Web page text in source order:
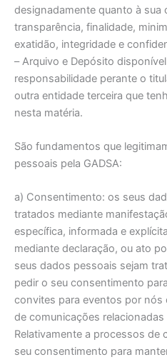
designadamente quanto à sua
transparência, finalidade,
exatidão, integridade e
– Arquivo e Depósito
responsabilidade perante o
outra entidade terceira que
nesta matéria.
São fundamentos que
pessoais pela GADSA:
a) Consentimento: os seus
tratados mediante
específica, informada e
mediante declaração, ou ato
seus dados pessoais sejam
pedir o seu consentimento
convites para eventos por nós
de comunicações
Relativamente a processos de
seu consentimento para